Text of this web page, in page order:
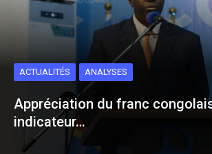
ACTUALITÉS ANALYSES
Appréciation du franc
indicateur…